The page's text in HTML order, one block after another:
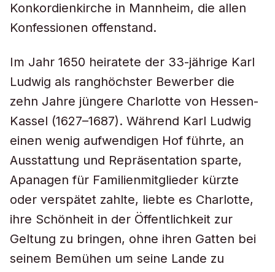
Konkordienkirche in Mannheim, die allen
Konfessionen offenstand.
Im Jahr 1650 heiratete der 33-jährige Karl
Ludwig als ranghöchster Bewerber die
zehn Jahre jüngere Charlotte von Hessen-
Kassel (1627–1687). Während Karl Ludwig
einen wenig aufwendigen Hof führte, an
Ausstattung und Repräsentation sparte,
Apanagen für Familienmitglieder kürzte
oder verspätet zahlte, liebte es Charlotte,
ihre Schönheit in der Öffentlichkeit zur
Geltung zu bringen, ohne ihren Gatten bei
seinem Bemühen um seine Lande zu